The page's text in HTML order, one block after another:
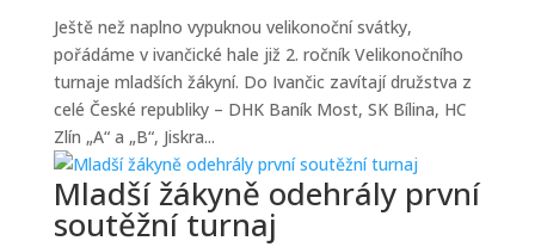
Ještě než naplno vypuknou velikonoční svátky,
pořádáme v ivančické hale již 2. ročník Velikonočního
turnaje mladších žákyní. Do Ivančic zavítají družstva z
celé České republiky – DHK Baník Most, SK Bílina, HC
Zlín „A“ a „B“, Jiskra...
Mladší žákyně odehrály první
soutěžní turnaj